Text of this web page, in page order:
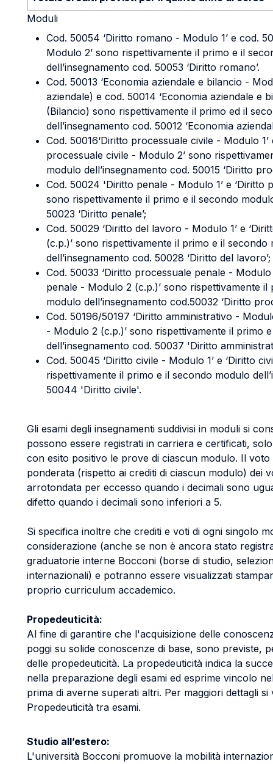
Moduli
Cod. 50054 ‘Diritto romano - Modulo 1’ e cod.
Modulo 2’ sono rispettivamente il primo e il
dell’insegnamento cod. 50053 ‘Diritto romano’.
Cod. 50013 ‘Economia aziendale e bilancio -
aziendale) e cod. 50014 ‘Economia aziendale e
(Bilancio) sono rispettivamente il primo ed il
dell’insegnamento cod. 50012 ‘Economia
Cod. 50016‘Diritto processuale civile - Modulo 1’
processuale civile - Modulo 2’ sono
modulo dell’insegnamento cod. 50015 ‘Diritto
Cod. 50024 'Diritto penale - Modulo 1’ e ‘Diritto
sono rispettivamente il primo e il secondo
50023 ‘Diritto penale’;
Cod. 50029 ‘Diritto del lavoro - Modulo 1’ e
(c.p.)’ sono rispettivamente il primo e il secondo
dell’insegnamento cod. 50028 ‘Diritto del lavoro’;
Cod. 50033 ‘Diritto processuale penale - Modulo
penale - Modulo 2 (c.p.)’ sono rispettivamente il
modulo dell’insegnamento cod.50032 ‘Diritto
Cod. 50196/50197 ‘Diritto amministrativo -
- Modulo 2 (c.p.)’ sono rispettivamente il primo
dell’insegnamento cod. 50037 'Diritto
Cod. 50045 ‘Diritto civile - Modulo 1’ e ‘Diritto
rispettivamente il primo e il secondo modulo
50044 'Diritto civile'.
Gli esami degli insegnamenti suddivisi in moduli si
possono essere registrati in carriera e certificati,
con esito positivo le prove di ciascun modulo. Il voto
ponderata (rispetto ai crediti di ciascun modulo) dei
arrotondata per eccesso quando i decimali sono
difetto quando i decimali sono inferiori a 5.
Si specifica inoltre che crediti e voti di ogni singolo
considerazione (anche se non è ancora stato
graduatorie interne Bocconi (borse di studio,
internazionali) e potranno essere visualizzati
proprio curriculum accademico.
Propedeuticità:
Al fine di garantire che l'acquisizione delle
poggi su solide conoscenze di base, sono previste,
delle propedeuticità. La propedeuticità indica la
nella preparazione degli esami ed esprime vincolo
prima di averne superati altri. Per maggiori dettagli si
Propedeuticità tra esami.
Studio all’estero:
L'università Bocconi promuove la mobilità